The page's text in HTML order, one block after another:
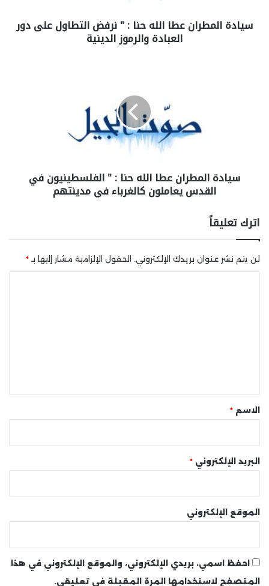
سيادة المطران عطا الله حنا : " نرفض التطاول على دور
العبادة والرموز الدينية
سيادة المطران عطا الله حنا : " الفلسطينيون في
القدس يعاملون كالغرباء في مدينتهم
اترك تعليقاً
لن يتم نشر عنوان بريدك الإلكتروني. الحقول الإلزامية مشار إليها بـ*
* الاسم *
البريد الإلكتروني *
الموقع الإلكتروني
احفظ اسمي، بريدي الإلكتروني، والموقع الإلكتروني في هذا
المتصفح لاستخدامها المرة المقبلة في تعليقي.